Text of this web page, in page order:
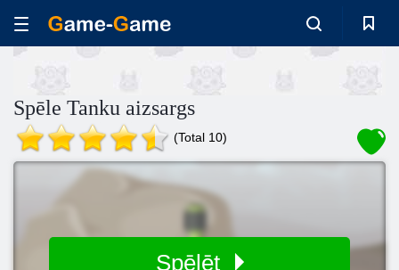
Spēle Tanku aizsargs
(Total 10)
Spēlēt